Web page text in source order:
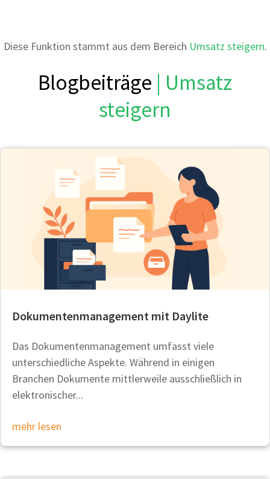
Diese Funktion stammt aus dem Bereich Umsatz steigern.
Blogbeiträge | Umsatz
steigern
Dokumentenmanagement mit Daylite
Das Dokumentenmanagement umfasst viele
unterschiedliche Aspekte. Während in einigen
Branchen Dokumente mittlerweile ausschließlich in
elektronischer...
mehr lesen